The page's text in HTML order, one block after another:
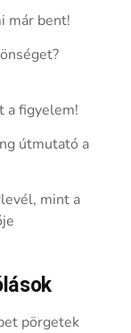
már bent!
a figyelem!
útmutató a
mint a
pörgetek